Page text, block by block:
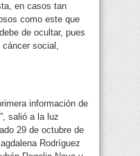
en casos tan
como este que
de ocultar, pues
cáncer social,
información de
salió a la luz
29 de octubre de
Rodríguez